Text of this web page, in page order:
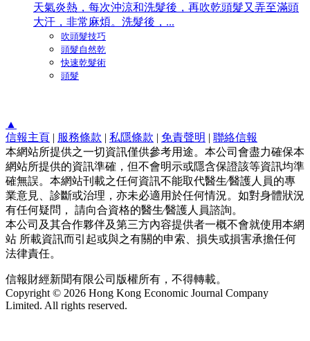
天氣炎熱，每次沖涼和洗髮後，再吹乾頭髮又弄至滿頭
大汗，非常麻煩。洗髮後，...
吹頭髮技巧
​頭髮自然乾
快速乾髮術
頭髮
▲
信報主頁 | 服務條款 | 私隱條款 | 免責聲明 | 聯絡信報
本網站所提供之一切資訊僅供參考用途。本公司會盡力確保本
網站所提供的資訊準確，但不會明示或隱含保證該等資訊均準
確無誤。本網站刊載之任何資訊不能取代醫生∕醫護人員的專
業意見、診斷或治理，亦未必適用於任何情況。如對身體狀況
有任何疑問， 請向合資格的醫生∕醫護人員諮詢。
本公司及其合作夥伴及第三方內容提供者一概不會就使用本網
站 所載資訊而引起或與之有關的申索、損失或損害承擔任何
法律責任。
信報財經新聞有限公司版權所有，不得轉載。
Copyright © 2026 Hong Kong Economic Journal Company
Limited. All rights reserved.